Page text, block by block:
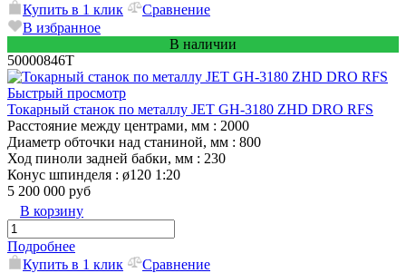
Купить в 1 клик
Сравнение
В избранное
В наличии
50000846T
Быстрый просмотр
Токарный станок по металлу JET GH-3180 ZHD DRO RFS
Расстояние между центрами, мм : 2000
Диаметр обточки над станиной, мм : 800
Ход пиноли задней бабки, мм : 230
Конус шпинделя : ø120 1:20
5 200 000 руб
В корзину
Подробнее
Купить в 1 клик
Сравнение